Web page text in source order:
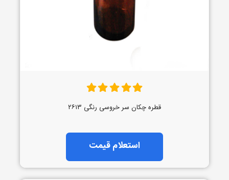
قطره چکان سر خروسی رنگی ۲۶۱۳
استعلام قیمت